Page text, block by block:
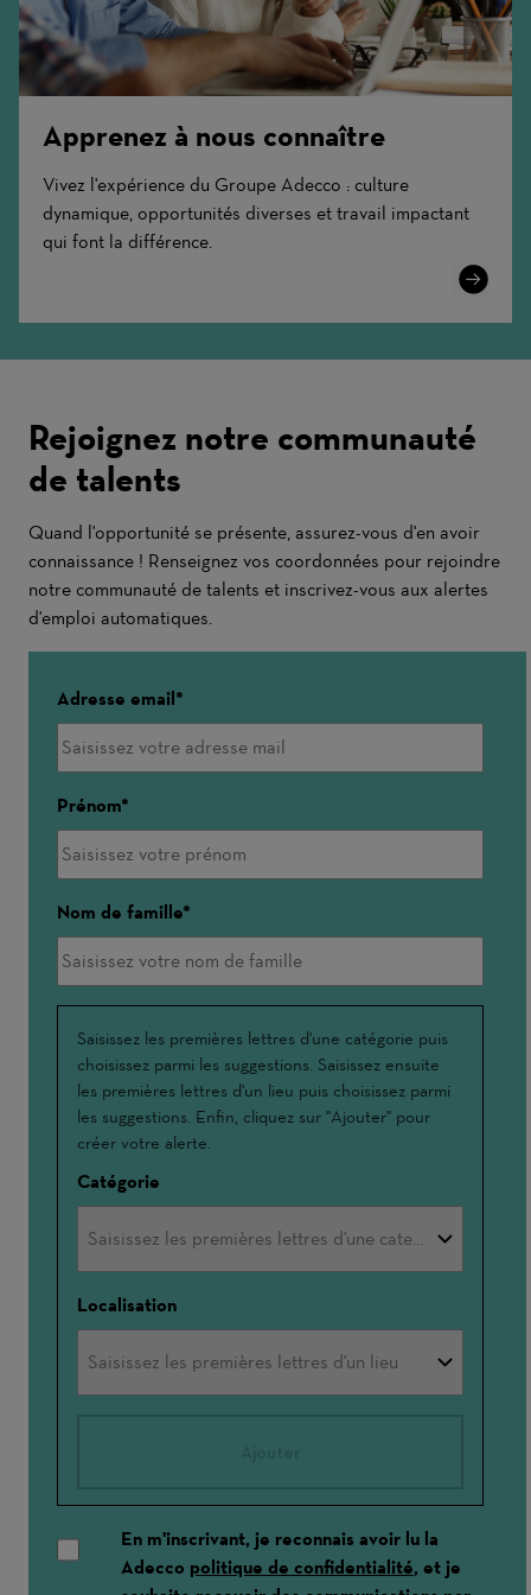
Apprenez à nous connaître
Vivez l'expérience du Groupe Adecco : culture
dynamique, opportunités diverses et travail impactant
qui font la différence.
Learn
Rejoignez notre communauté
de talents
Quand l'opportunité se présente, assurez-vous d'en avoir
connaissance ! Renseignez vos coordonnées pour rejoindre
notre communauté de talents et inscrivez-vous aux alertes
d'emploi automatiques.
Adresse email
Prénom
Nom de famille
Interessé(e)
par
Saisissez les premières lettres d'une catégorie puis
choisissez parmi les suggestions. Saisissez ensuite
les premières lettres d'un lieu puis choisissez parmi
les suggestions. Enfin, cliquez sur "Ajouter" pour
créer votre alerte.
Catégorie
Localisation
En m'inscrivant, je reconnais avoir lu la
Adecco politique de confidentialité, et je